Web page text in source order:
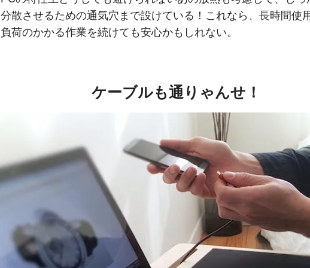
分散させるための通気穴まで設けている！これなら、長時間使
負荷のかかる作業を続けても安心かもしれない。
ケーブルも通りゃんせ！